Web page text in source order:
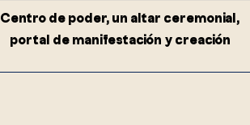
Centro de poder, un altar ceremonial,
portal de manifestación y creación